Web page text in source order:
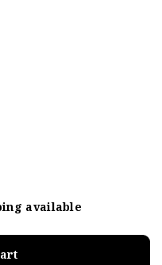
available